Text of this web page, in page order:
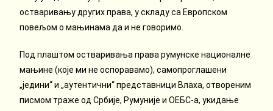
остваривању других права, у складу са Европском
повељом о мањинама да и не говоримо.
Под плаштом остваривања права румунске националне
мањине (које ми не оспоравамо), самопроглашени
„једини“ и „аутентични“ представници Влаха, отвореним
писмом траже од Србије, Румуније и ОЕБС-а, укидање